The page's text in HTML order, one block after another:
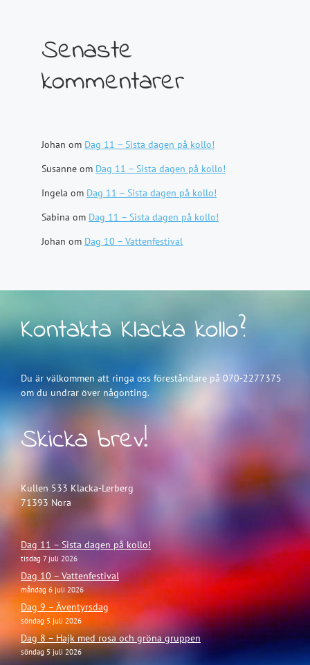
Senaste
kommentarer
Johan om Dag 11 – Sista dagen på kollo!
Susanne om Dag 11 – Sista dagen på kollo!
Ingela om Dag 11 – Sista dagen på kollo!
Sabina om Dag 11 – Sista dagen på kollo!
Johan om Dag 10 – Vattenfestival
Kontakta Klacka kollo?
Du är välkommen att ringa oss föreståndare på 070-2277375
om du undrar över någonting.
Skicka brev!
Kullen 533 Klacka-Lerberg
71393 Nora
Dag 11 – Sista dagen på kollo!
tisdag 7 juli 2026
Dag 10 – Vattenfestival
måndag 6 juli 2026
Dag 9 – Äventyrsdag
söndag 5 juli 2026
Dag 8 – Hajk med rosa och gröna gruppen
söndag 5 juli 2026